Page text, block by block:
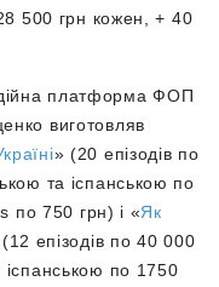
500 грн кожен, + 40
платформа ФОП
виготовляв
» (20 епізодів по
та іспанською по
по 750 грн) і «Як
епізодів по 40 000
іспанською по 1750